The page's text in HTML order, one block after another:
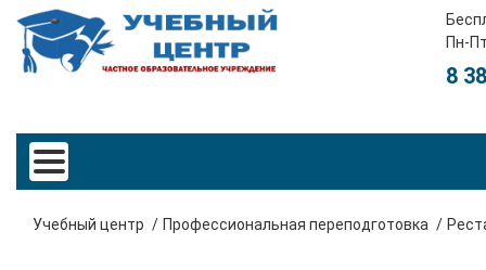
Пн-
8
Учебный центр Профессиональная переподготовка